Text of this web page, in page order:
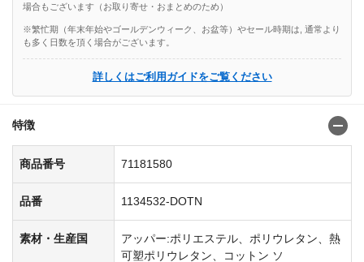
場合もございます（お取り寄せ・おまとめのため）
※繁忙期（年末年始やゴールデンウィーク、お盆等）やセール時期は, 通常より
も多く日数を頂く場合がございます。
詳しくはご利用ガイドをご覧ください
特徴
商品番号 71181580
品番 1134532-DOTN
素材・生産国
アッパー:ポリエステル、ポリウレタン、熱
可塑ポリウレタン、コットン ソ